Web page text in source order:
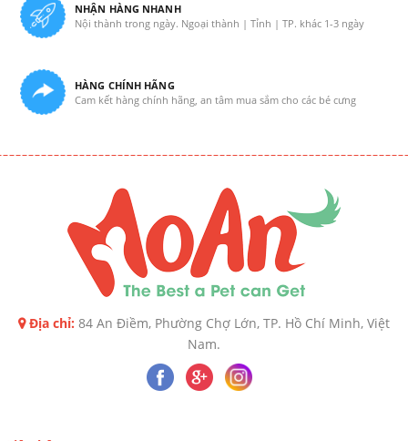
NHẬN HÀNG NHANH
Nội thành trong ngày. Ngoại thành | Tỉnh | TP. khác 1-3 ngày
HÀNG CHÍNH HÃNG
Cam kết hàng chính hãng, an tâm mua sắm cho các bé cưng
Địa chỉ: 84 An Điềm, Phường Chợ Lớn, TP. Hồ Chí Minh, Việt
Nam.